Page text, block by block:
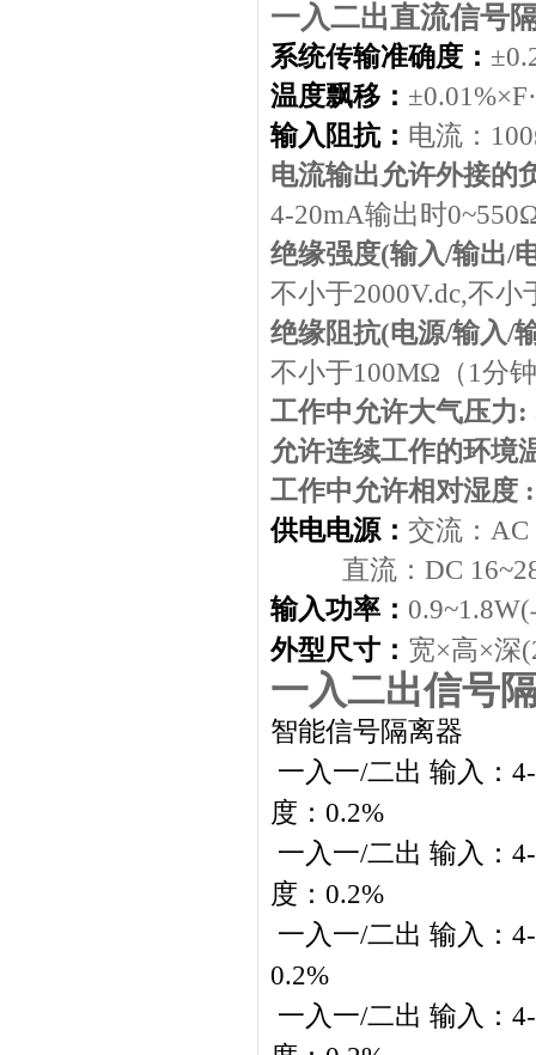
一入二出直流信号
系统传输准确度： ±
温度飘移： ±
输入阻抗： 电流： 100
电流输出允许外接的
4-20mA输出时0~550
绝缘强度(输入/输出/
不小于2000V.dc,不小
绝缘阻抗(电源/输入/
不小于100MΩ（ 1分
工作中允许大气压力:
允许连续工作的环境
工作中允许相对湿度 :
供电电源： 交流： AC
直流： DC
输入功率： 0.9~1.8W(
外型尺寸： 宽×高×深
一入二出信号
智能信号隔离器
一入一/二出 输入：
度：0.2%
一入一/二出 输入：
度：0.2%
一入一/二出 输入：
0.2%
一入一/二出 输入：